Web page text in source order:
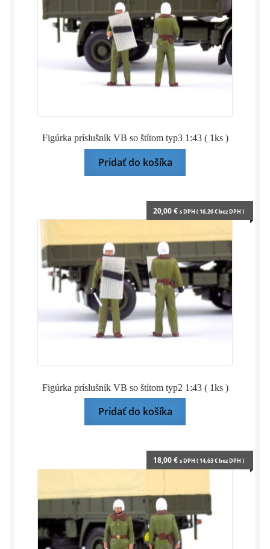
Figúrka príslušník VB so štítom typ3 1:43 ( 1ks )
Pridať do košíka
Figúrka príslušník VB so štítom typ2 1:43 ( 1ks )
20,00€ s DPH (16,26€bez DPH )
Pridať do košíka
18,00€ s DPH (14,63€bez DPH )